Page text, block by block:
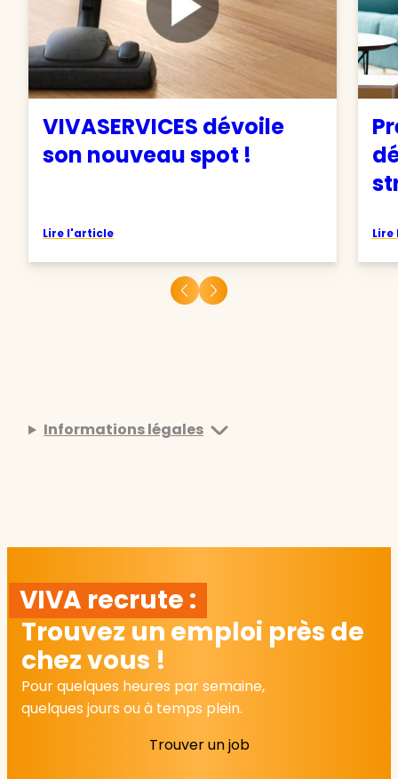
VIVASERVICES dévoile
son nouveau spot !
Lire l'article
Informations légales
VIVA recrute :
Trouvez un emploi près de
chez vous !
Pour quelques heures par semaine,
quelques jours ou à temps plein.
Trouver un job